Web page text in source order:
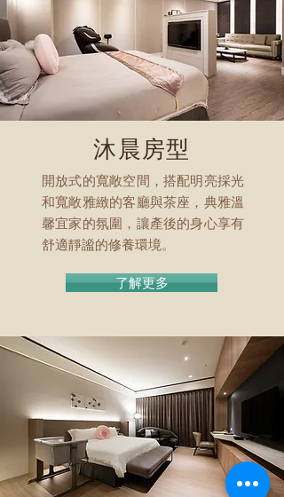
沐晨房型
開放式的寬敞空間，搭配明亮採光
和寬敞雅緻的客廳與茶座，典雅溫
馨宜家的氛圍，讓產後的身心享有
舒適靜謐的修養環境。
了解更多